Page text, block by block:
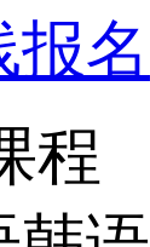
报名
程